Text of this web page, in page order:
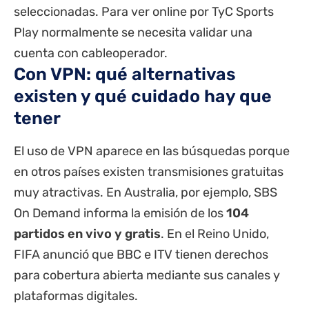
seleccionadas. Para ver online porTyC Sports
Play normalmente se necesita validar una
cuenta con cableoperador.
Con VPN: qué alternativas
existen y qué cuidado hay que
tener
El uso de VPN aparece en las búsquedas porque
en otros países existen transmisiones gratuitas
muy atractivas. En Australia, por ejemplo, SBS
On Demand informa la emisión de los104
partidos en vivo y gratis. En el Reino Unido,
FIFA anunció que BBC e ITV tienen derechos
para cobertura abierta mediante sus canales y
plataformas digitales.